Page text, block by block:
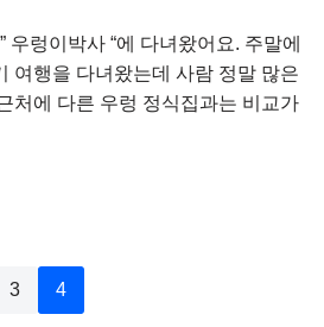
우렁이박사 “에 다녀왔어요. 주말에
여행을 다녀왔는데 사람 정말 많은
처에 다른 우렁 정식집과는 비교가
3 4